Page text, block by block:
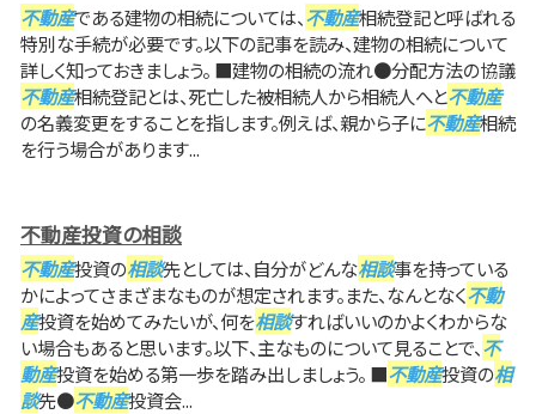
不動産である建物の相続については、不動産相続登記と呼ばれる
特別な手続が必要です。以下の記事を読み、建物の相続について
詳しく知っておきましょう。 ■建物の相続の流れ●分配方法の協議
不動産相続登記とは、死亡した被相続人から相続人へと不動産
の名義変更をすることを指します。例えば、親から子に不動産相続
を行う場合があります...
不動産投資の相談
不動産投資の相談先としては、自分がどんな相談事を持っている
かによってさまざまなものが想定されます。また、なんとなく不動
産投資を始めてみたいが、何を相談すればいいのかよくわからな
い場合もあると思います。以下、主なものについて見ることで、不
動産投資を始める第一歩を踏み出しましょう。 ■不動産投資の相
談先●不動産投資会...